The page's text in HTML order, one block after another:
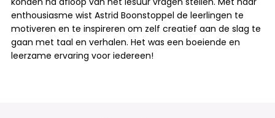
enthousiasme wist Astrid Boonstoppel de leerlingen te
motiveren en te inspireren om zelf creatief aan de slag te
gaan met taal en verhalen. Het was een boeiende en
leerzame ervaring voor iedereen!